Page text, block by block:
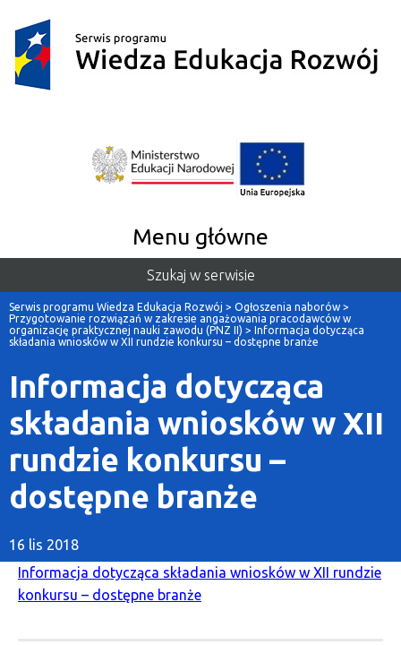
Menu główne
Szukaj w serwisie
Serwis programu Wiedza Edukacja Rozwój > Ogłoszenia naborów >
Przygotowanie rozwiązań w zakresie angażowania pracodawców w
organizację praktycznej nauki zawodu (PNZ II) > Informacja dotycząca
składania wniosków w XII rundzie konkursu – dostępne branże
Informacja dotycząca
składania wniosków w XII
rundzie konkursu –
dostępne branże
16 lis 2018
Informacja dotycząca składania wniosków w XII rundzie
konkursu – dostępne branże